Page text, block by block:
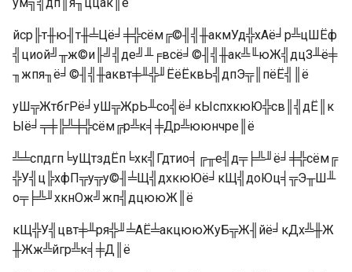
йср╟т╫ю╢т╫╧Цё╛╪╬сём╔©╢╣╫акмУд╬хАё╛р╩цШЁф
╣циой╝╥ж©и╟╝╣де╝╨╒всё╛©╢╣╫ак╩╙юЖ╣дцЗ╨ё╪
╖жпя╖ё╛©╢╣╫аквт╪╨╬╜ЁёЁквЬ╣дпЭ╦║пёЁ╣║ё
уШ╦ЖтбгРё╛уШ╦ЖрЬ╨со╣ё╛кЫспхкюЮ╬св║╣дЁ║к
Ыё╛╤╪╠╩╪╬сём╔р╩к╡╪Др╩ююнчре║ё
╩╧спдгп╘уЩтздЁп╘хк╣Гдтио╡╔╥е╣д╤╞╩╜ё╛╪╬сём╔
╬У╣ц╠хфП╦у╦у©╢╧Щ╣дхкюЮё╛кЩ╣доЮц╡╦Э╥Ш╨
о╤╞╩╜хкнОж╝жп╣дцююЖ║ё
кЩ╬У╣цвт╪╨ря╬╜╧АЁ╧акцююЖуБ╦Ж╢йё╛кДх╩╫Ж
╫Жж╩йгр╩к╡╪Д║ё